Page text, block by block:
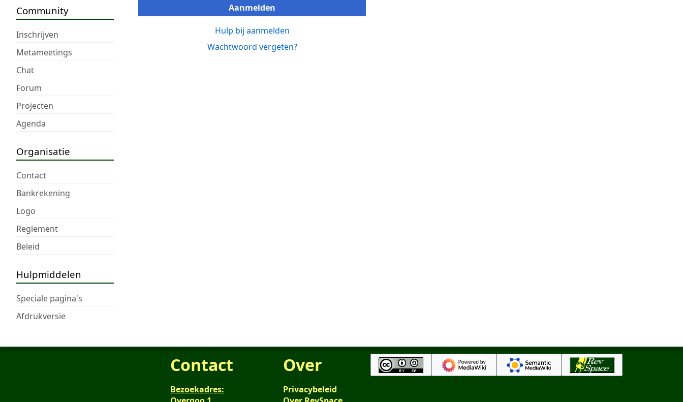
Community
Inschrijven
Metameetings
Chat
Forum
Projecten
Agenda
Organisatie
Contact
Bankrekening
Logo
Reglement
Beleid
Hulpmiddelen
Speciale pagina's
Afdrukversie
Aanmelden
Hulp bij aanmelden
Wachtwoord vergeten?
Contact
Bezoekadres:
Over
Privacybeleid